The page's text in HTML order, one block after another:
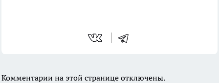
Комментарии на этой странице отключены.